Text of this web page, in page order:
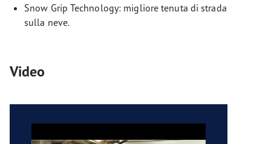
Snow Grip Technology: migliore tenuta di strada
sulla neve.
Video